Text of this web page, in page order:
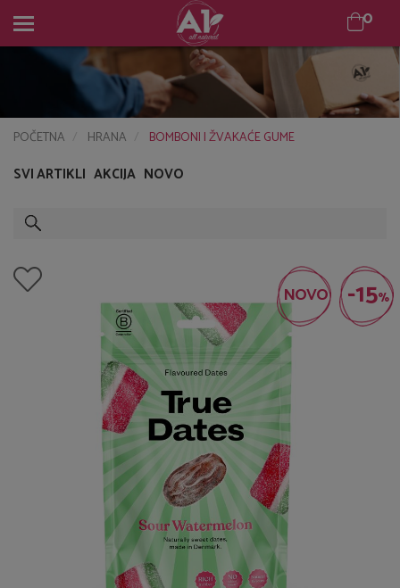
0
POČETNA HRANA BOMBONI I ŽVAKAĆE GUME
SVI ARTIKLI AKCIJA NOVO
NOVO -15%